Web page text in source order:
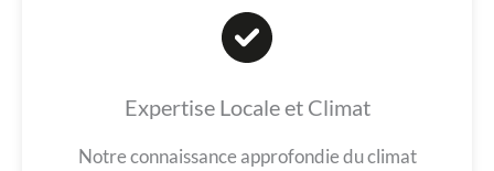
Expertise Locale et Climat
Notre connaissance approfondie du climat